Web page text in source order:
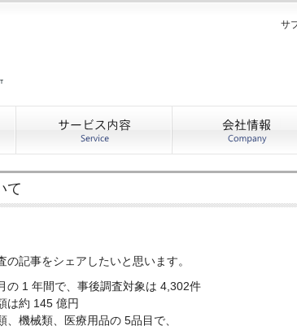
サ
て
記事をシェアしたいと思います。
の 1 年間で、事後調査対象は 4,302件
は約 145 億円
、機械類、医療用品の 5品目で、